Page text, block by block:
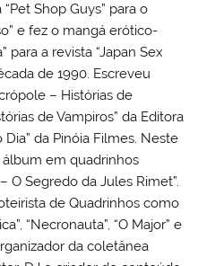
Shop Guys” para o
e fez o mangá erótico-
para a revista “Japan Sex
de 1990. Escreveu
– Histórias de
de Vampiros” da Editora
da Pinóia Filmes. Neste
álbum em quadrinhos
O Segredo da Jules Rimet”.
de Quadrinhos como
“Necronauta”, “O Major” e
da coletânea